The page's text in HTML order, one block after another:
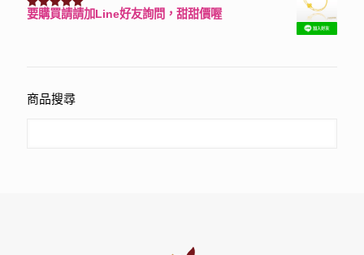
評分3150滿分 5
要購買請請加Line好友詢問，甜甜價喔
商品搜尋